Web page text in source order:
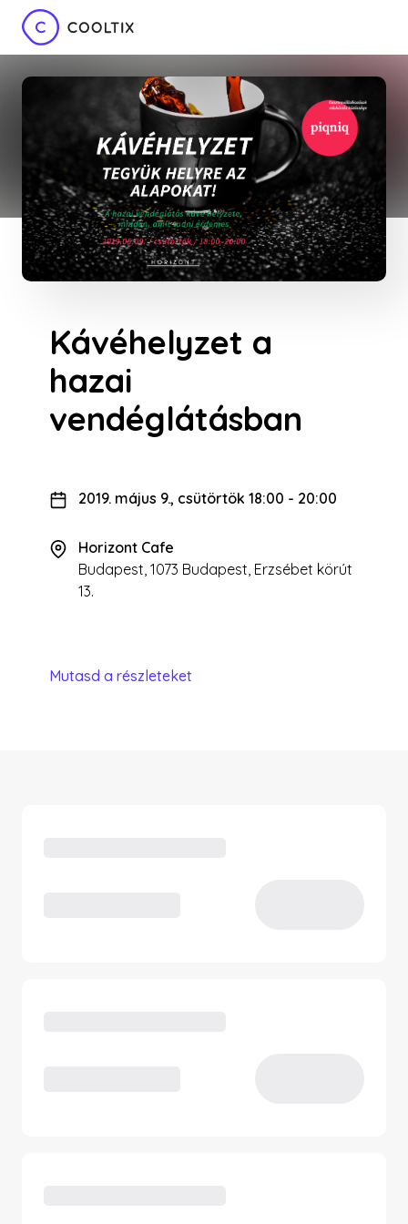
Kávéhelyzet a
hazai
vendéglátásban
2019. május 9., csütörtök 18:00 - 20:00
Horizont Cafe
Budapest, 1073 Budapest, Erzsébet körút
13.
Mutasd a részleteket